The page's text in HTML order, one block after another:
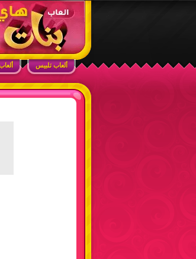
ألعاب بنات هاي – أفضل
ابحث في الموقع
ألعاب تلبيس